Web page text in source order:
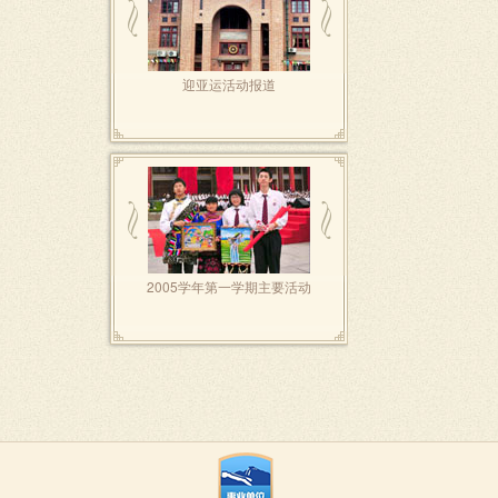
迎亚运活动报道
2005学年第一学期主要活动